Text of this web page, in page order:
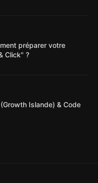
préparer votre
Click" ?
Islande) & Code